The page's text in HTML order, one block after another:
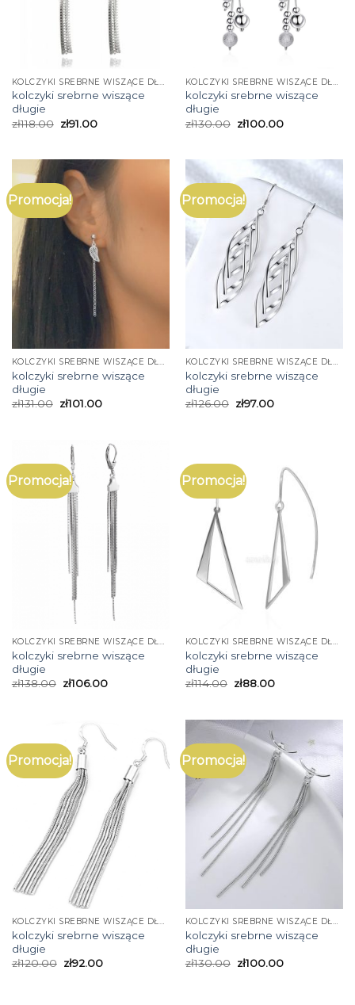
KOLCZYKI SREBRNE WISZĄCE DŁUGIE
kolczyki srebrne wiszące
długie
zł118.00 zł91.00
KOLCZYKI SREBRNE WISZĄCE DŁUGIE
kolczyki srebrne wiszące
długie
zł130.00 zł100.00
Promocja!
KOLCZYKI SREBRNE WISZĄCE DŁUGIE
kolczyki srebrne wiszące
długie
zł131.00 zł101.00
Promocja!
KOLCZYKI SREBRNE WISZĄCE DŁUGIE
kolczyki srebrne wiszące
długie
zł126.00 zł97.00
Promocja!
KOLCZYKI SREBRNE WISZĄCE DŁUGIE
kolczyki srebrne wiszące
długie
zł138.00 zł106.00
Promocja!
KOLCZYKI SREBRNE WISZĄCE DŁUGIE
kolczyki srebrne wiszące
długie
zł114.00 zł88.00
Promocja!
KOLCZYKI SREBRNE WISZĄCE DŁUGIE
kolczyki srebrne wiszące
długie
zł120.00 zł92.00
Promocja!
KOLCZYKI SREBRNE WISZĄCE DŁUGIE
kolczyki srebrne wiszące
długie
zł130.00 zł100.00